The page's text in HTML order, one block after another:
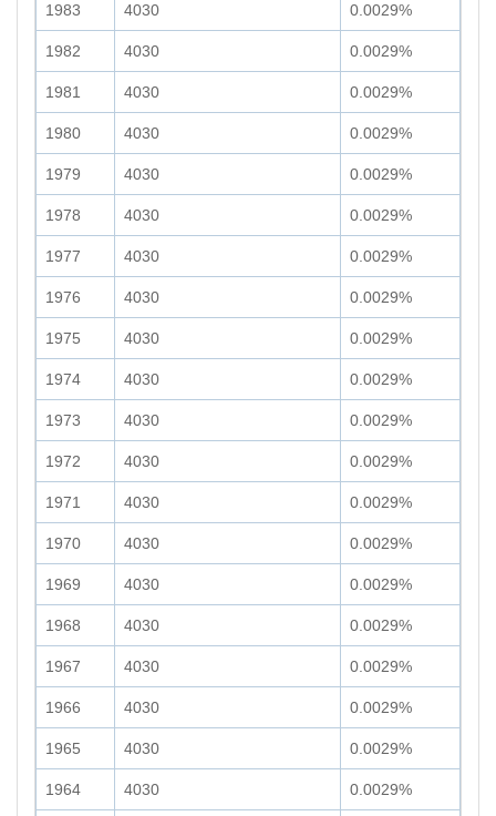
1983 4030 0.0029%
1982 4030 0.0029%
1981 4030 0.0029%
1980 4030 0.0029%
1979 4030 0.0029%
1978 4030 0.0029%
1977 4030 0.0029%
1976 4030 0.0029%
1975 4030 0.0029%
1974 4030 0.0029%
1973 4030 0.0029%
1972 4030 0.0029%
1971 4030 0.0029%
1970 4030 0.0029%
1969 4030 0.0029%
1968 4030 0.0029%
1967 4030 0.0029%
1966 4030 0.0029%
1965 4030 0.0029%
1964 4030 0.0029%